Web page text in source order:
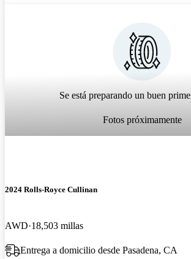
Se está preparando un buen
Fotos próximamente
2024 Rolls-Royce Cullinan
AWD 18,503 millas
Entrega a domicilio desde Pasadena, CA